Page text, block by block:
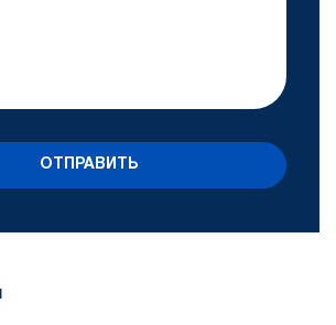
ОТПРАВИТЬ